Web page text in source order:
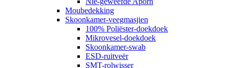
Moubedekking
Skoonkamer-veegmasjien
100% Poliëster-doekdoek
Mikrovesel-doekdoek
Skoonkamer-swab
ESD-ruitveër
SMT-rolwisser